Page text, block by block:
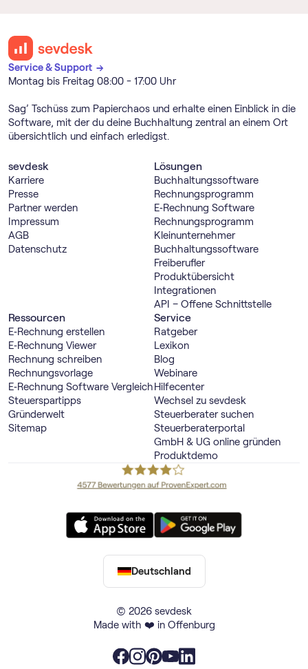
Service & Support →
Montag bis Freitag 08:00 - 17:00 Uhr
Sag’ Tschüss zum Papierchaos und erhalte einen Einblick in die
Software, mit der du deine Buchhaltung zentral an einem Ort
übersichtlich und einfach erledigst.
sevdesk
Karriere
Presse
Partner werden
Impressum
AGB
Datenschutz
Lösungen
Buch­haltungs­software
Rechnungs­programm
E‑Rechnung Software
Rechnungs­programm
Kleinunternehmer
Buch­haltungs­software
Freiberufler
Produktübersicht
Integrationen
API – Offene Schnittstelle
Ressourcen
E‑Rechnung erstellen
E‑Rechnung Viewer
Rechnung schreiben
Rechnungsvorlage
E‑Rechnung Software Vergleich
Steuerspartipps
Gründerwelt
Sitemap
Service
Ratgeber
Lexikon
Blog
Webinare
Hilfecenter
Wechsel zu sevdesk
Steuerberater suchen
Steuerberaterportal
GmbH & UG online gründen
Produktdemo
© 2026 sevdesk
Made with ❤️ in Offenburg
Deutschland